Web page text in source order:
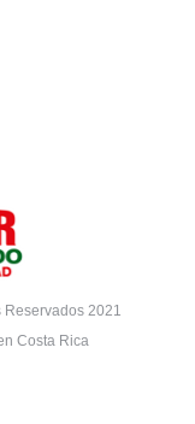
2021
Costa Rica